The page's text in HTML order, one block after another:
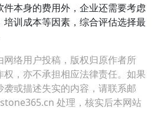
件本身的费用外，企业还需要考虑
培训成本等因素，综合评估选择最
网络用户投稿，版权归原作者所
，亦不承担相应法律责任。如果
或描述失实的内容，请联系邮
处理，核实后本网站